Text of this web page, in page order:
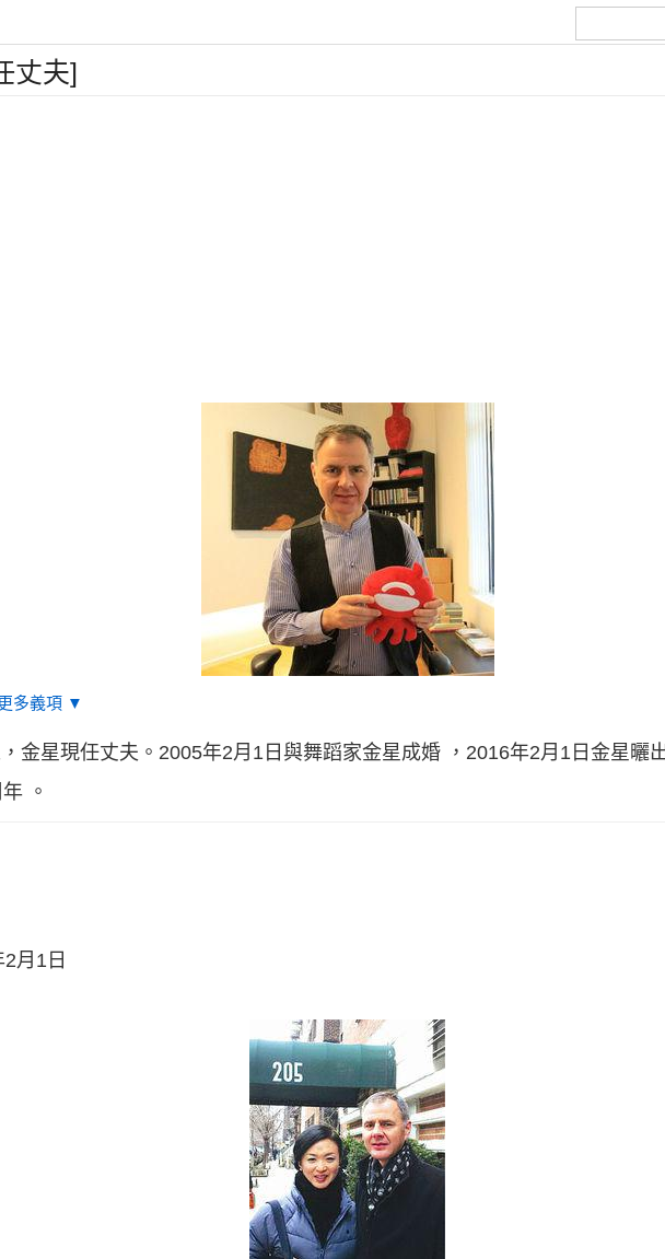
丈夫]
多義項 ▼
金星現任丈夫。2005年2月1日與舞蹈家金星成婚 ，2016年2月1日金星曬
。
月1日